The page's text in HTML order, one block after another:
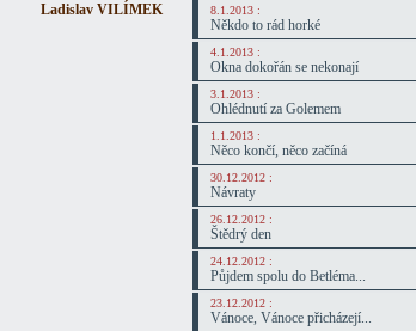
Ladislav VILÍMEK
8.1.2013 :
Někdo to rád horké
4.1.2013 :
Okna dokořán se nekonají
3.1.2013 :
Ohlédnutí za Golemem
1.1.2013 :
Něco končí, něco začíná
30.12.2012 :
Návraty
26.12.2012 :
Štědrý den
24.12.2012 :
Půjdem spolu do Betléma...
23.12.2012 :
Vánoce, Vánoce přicházejí...